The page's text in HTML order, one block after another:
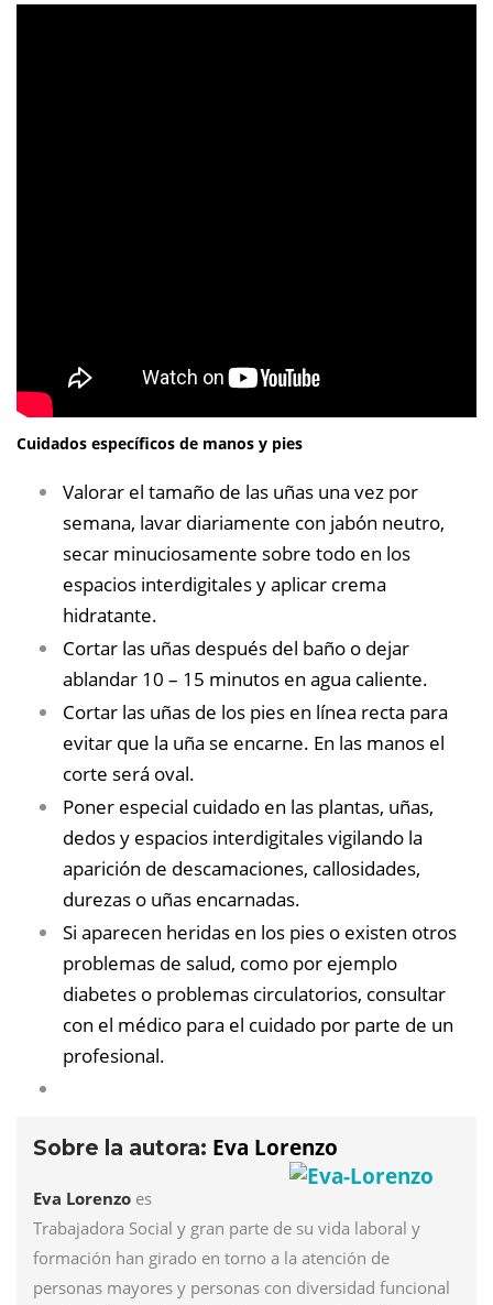
Cuidados específicos de manos y pies
Valorar el tamaño de las uñas una vez por
semana, lavar diariamente con jabón neutro,
secar minuciosamente sobre todo en los
espacios interdigitales y aplicar crema
hidratante.
Cortar las uñas después del baño o dejar
ablandar 10 – 15 minutos en agua caliente.
Cortar las uñas de los pies en línea recta para
evitar que la uña se encarne. En las manos el
corte será oval.
Poner especial cuidado en las plantas, uñas,
dedos y espacios interdigitales vigilando la
aparición de descamaciones, callosidades,
durezas o uñas encarnadas.
Si aparecen heridas en los pies o existen otros
problemas de salud, como por ejemplo
diabetes o problemas circulatorios, consultar
con el médico para el cuidado por parte de un
profesional.
Sobre la autora: Eva Lorenzo
Eva Lorenzo es
Trabajadora Social y gran parte de su vida laboral y
formación han girado en torno a la atención de
personas mayores y personas con diversidad funcional